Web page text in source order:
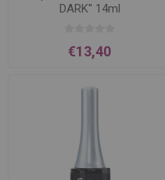
DARK'' 14ml
€13,40